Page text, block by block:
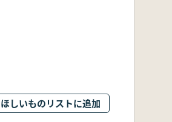
ほしいものリストに追加